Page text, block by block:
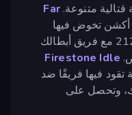
قتالية متنوعة.Far
أكشن تخوض فيها
معارك عبر المجرات في عام 2121 مع فريق أبطالك
Firestone Idle
فيها فريقًا ضد
وتحصل على